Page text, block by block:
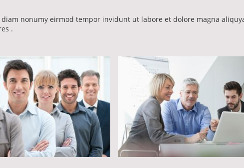
nonumy eirmod tempor invidunt ut labore et dolore magna
.